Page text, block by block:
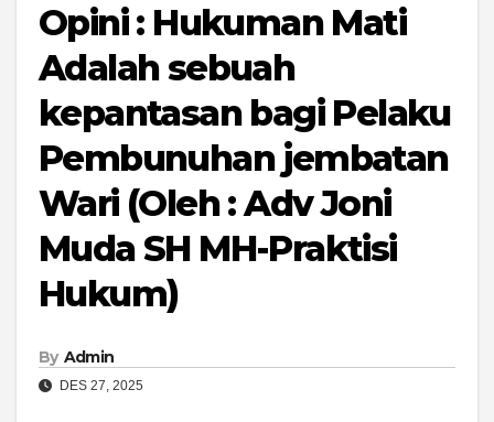
Opini : Hukuman Mati
Adalah sebuah
kepantasan bagi Pelaku
Pembunuhan jembatan
Wari (Oleh : Adv Joni
Muda SH MH-Praktisi
Hukum)
By Admin
DES 27, 2025